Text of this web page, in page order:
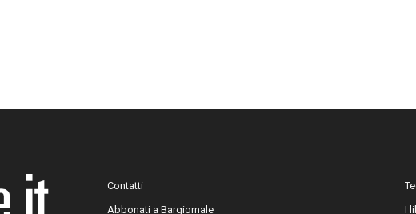
Contatti
Abbonati a Bargiornale
I